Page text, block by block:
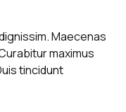
Maecenas
maximus
tincidunt